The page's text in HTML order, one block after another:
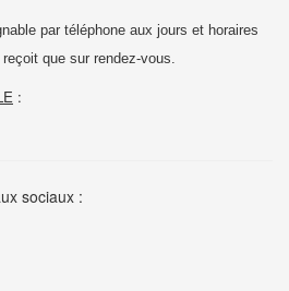
par téléphone aux jours et horaires
reçoit que sur rendez-vous.
:
sociaux :